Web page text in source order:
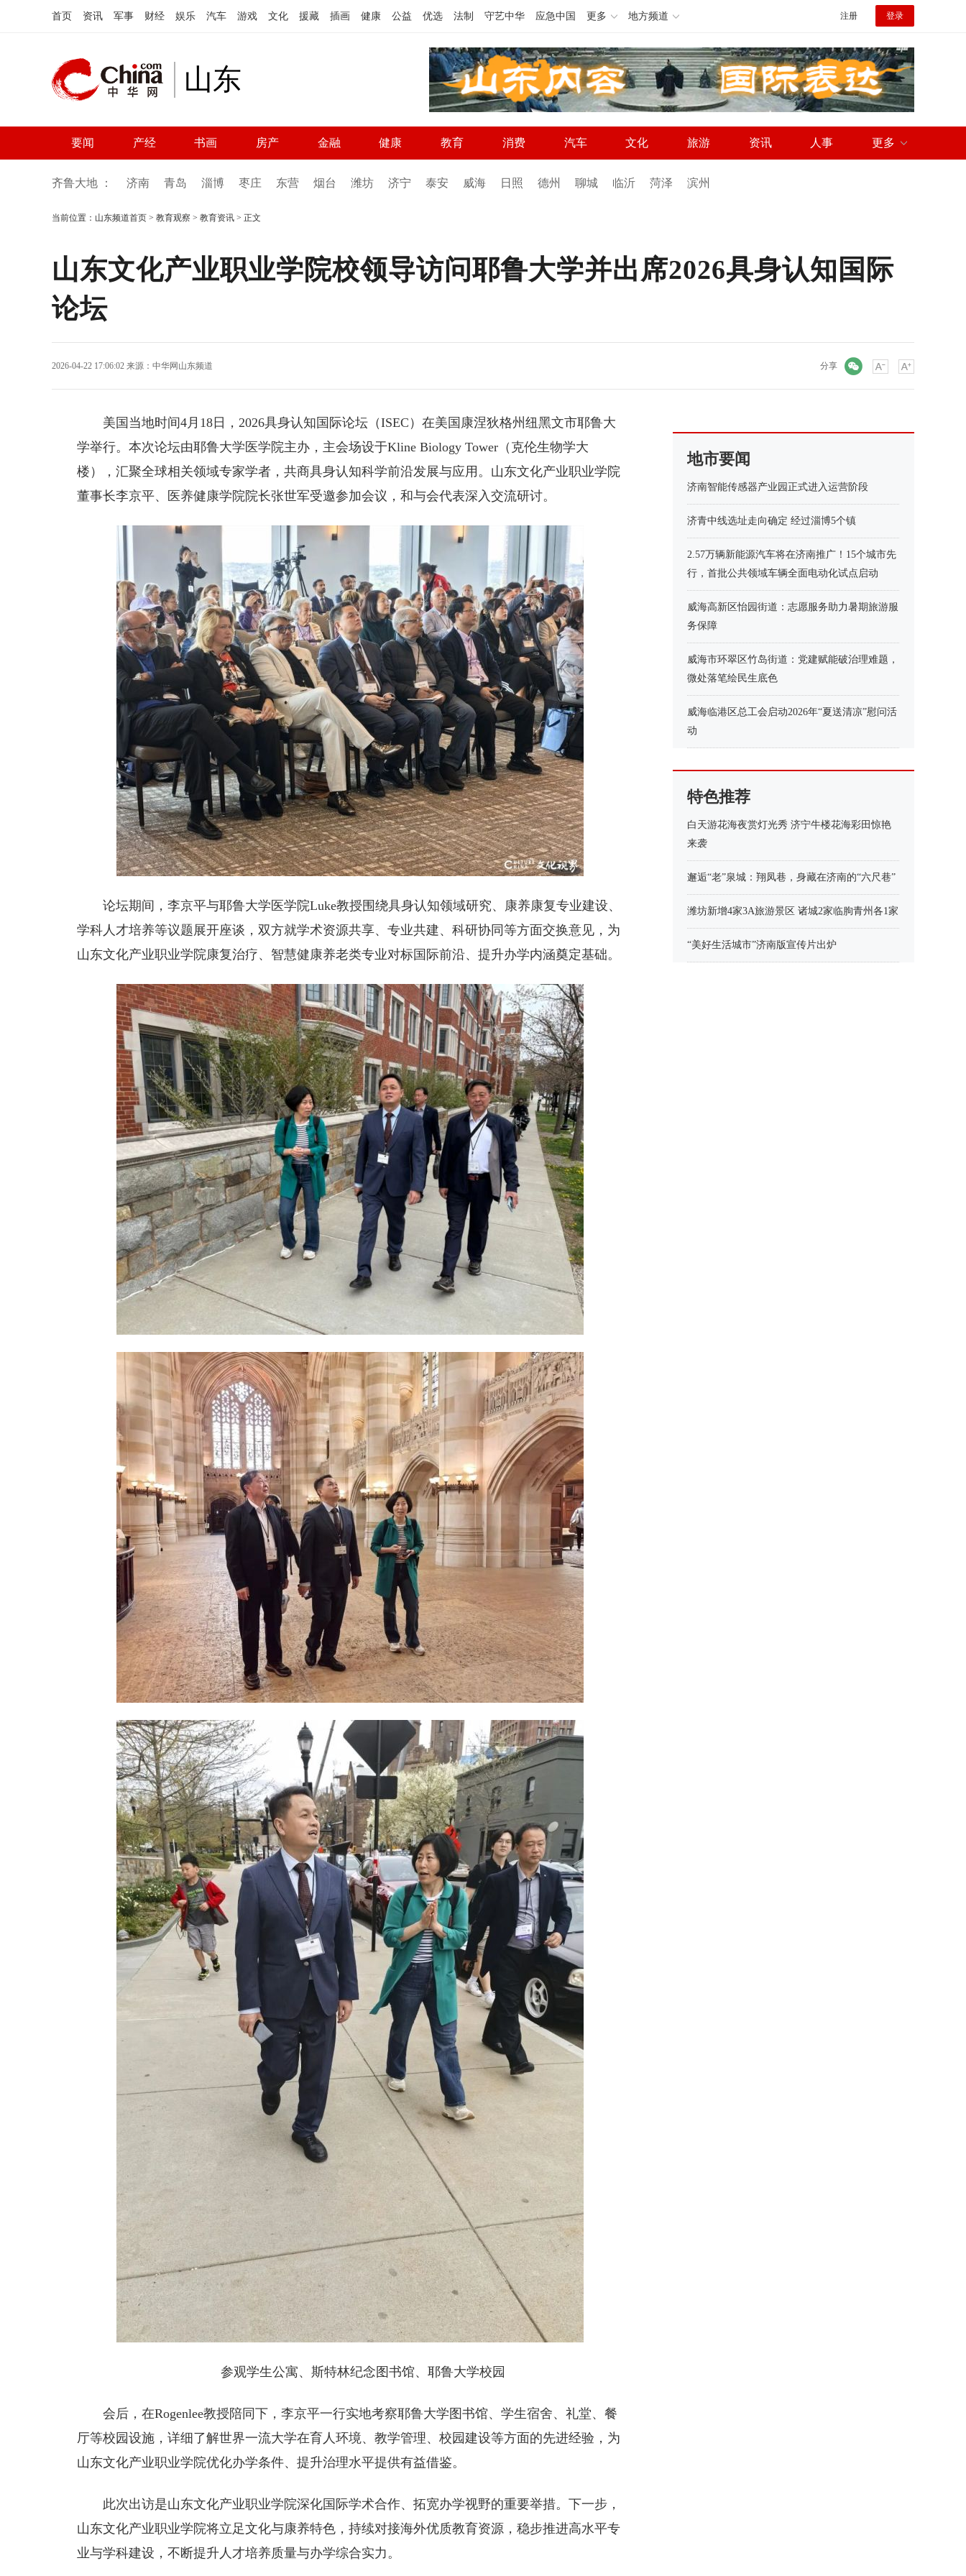
首页 资讯 军事 财经 娱乐 汽车 游戏 文化 援藏 插画 健康 公益 优选 法制 守艺中华 应急中国 更多 地方频道 注册 登录
山东
要闻 产经 书画 房产 金融 健康 教育 消费 汽车 文化 旅游 资讯 人事 更多
齐鲁大地 ： 济南 青岛 淄博 枣庄 东营 烟台 潍坊 济宁 泰安 威海 日照 德州 聊城 临沂 菏泽 滨州
当前位置： 山东频道首页 > 教育观察 > 教育资讯 > 正文
山东文化产业职业学院校领导访问耶鲁大学并出席2026具身认知国际
论坛
2026-04-22 17:06:02 来源： 中华网山东频道 分享
美国当地时间4月18日，2026具身认知国际论坛（ISEC）在美国康涅狄格州纽黑文市耶鲁大
学举行。本次论坛由耶鲁大学医学院主办，主会场设于Kline Biology Tower（克伦生物学大
楼），汇聚全球相关领域专家学者，共商具身认知科学前沿发展与应用。 山东文化产业职业学院
董事长李京平、医养健康学院院长张世军受邀参加会议，和与会代表深入交流研讨。
论坛期间，李京平与耶鲁大学医学院Luke教授围绕具身认知领域研究、康养康复专业建设、
学科人才培养等议题展开座谈，双方就学术资源共享、专业共建、科研协同等方面交换意见，为
山东文化产业职业学院康复治疗、智慧健康养老类专业对标国际前沿、提升办学内涵奠定基础。
参观学生公寓、斯特林纪念图书馆、耶鲁大学校园
会后，在Rogenlee教授陪同下，李京平一行实地考察耶鲁大学图书馆、学生宿舍、礼堂、餐
厅等校园设施，详细了解世界一流大学在育人环境、教学管理、校园建设等方面的先进经验，为
山东文化产业职业学院优化办学条件、提升治理水平提供有益借鉴。
此次出访是山东文化产业职业学院深化国际学术合作、拓宽办学视野的重要举措。下一步，
山东文化产业职业学院将立足文化与康养特色，持续对接海外优质教育资源，稳步推进高水平专
业与学科建设，不断提升人才培养质量与办学综合实力。
地市要闻
济南智能传感器产业园正式进入运营阶段
济青中线选址走向确定 经过淄博5个镇
2.57万辆新能源汽车将在济南推广！15个城市先
行，首批公共领域车辆全面电动化试点启动
威海高新区怡园街道：志愿服务助力暑期旅游服
务保障
威海市环翠区竹岛街道：党建赋能破治理难题，
微处落笔绘民生底色
威海临港区总工会启动2026年“夏送清凉”慰问活
动
特色推荐
白天游花海夜赏灯光秀 济宁牛楼花海彩田惊艳
来袭
邂逅“老”泉城：翔凤巷，身藏在济南的“六尺巷”
潍坊新增4家3A旅游景区 诸城2家临朐青州各1家
“美好生活城市”济南版宣传片出炉